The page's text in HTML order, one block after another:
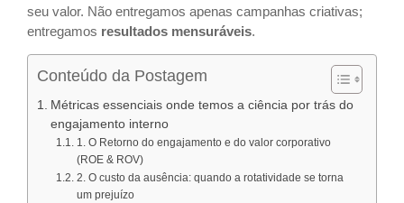
seu valor. Não entregamos apenas campanhas criativas;
entregamos resultados mensuráveis.
Conteúdo da Postagem
Métricas essenciais onde temos a ciência por trás do
engajamento interno
1. O Retorno do engajamento e do valor corporativo
(ROE & ROV)
2. O custo da ausência: quando a rotatividade se torna
um prejuízo